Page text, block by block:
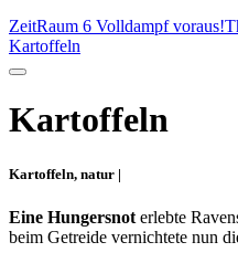
ZeitRaum 6 Volldampf voraus!
Kartoffeln
Kartoffeln
Kartoffeln, natur |
Eine Hungersnot erlebte
beim Getreide vernichtete nun